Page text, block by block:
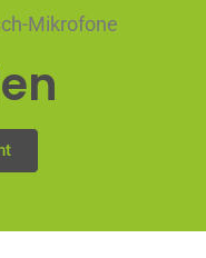
Mikrofone